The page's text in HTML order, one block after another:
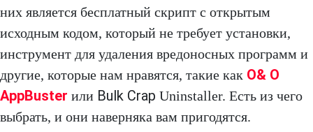
них является бесплатный скрипт с открытым
исходным кодом, который не требует установки,
инструмент для удаления вредоносных программ и
другие, которые нам нравятся, такие как O& O
AppBuster или Bulk Crap Uninstaller. Есть из чего
выбрать, и они наверняка вам пригодятся.